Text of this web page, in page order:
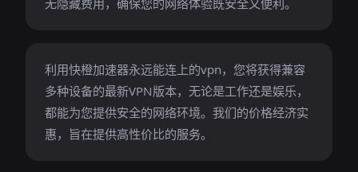
无隐藏费用，确保您的网络体验既安全又便利。
利用快橙加速器永远能连上的vpn，您将获得兼容
多种设备的最新VPN版本，无论是工作还是娱乐，
都能为您提供安全的网络环境。我们的价格经济实
惠，旨在提供高性价比的服务。